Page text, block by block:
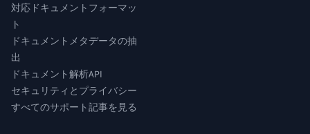
対応ドキュメントフォーマッ
ト
ドキュメントメタデータの抽
出
ドキュメント解析API
セキュリティとプライバシー
すべてのサポート記事を見る